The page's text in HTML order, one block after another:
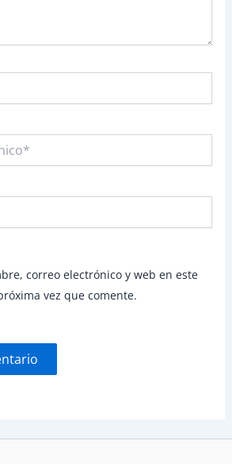
correo electrónico y web en este
vez que comente.